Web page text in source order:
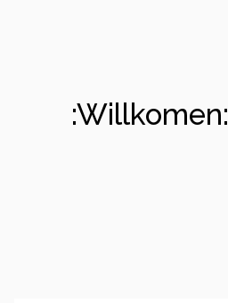
:Willkomen: